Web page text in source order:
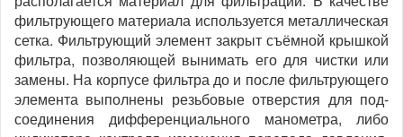
фильтрующего материала используется металлическая
сетка. Фильтрующий элемент закрыт съёмной крышкой
фильтра, позволяющей вынимать его для чистки или
замены. На корпусе фильтра до и после фильтрующего
элемента выполнены резьбовые отверстия для под-
соединения дифференциального манометра, либо